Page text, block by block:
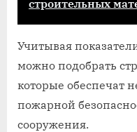
строительных
Учитывая
можно подобрать
которые обеспечат
пожарной
сооружения.